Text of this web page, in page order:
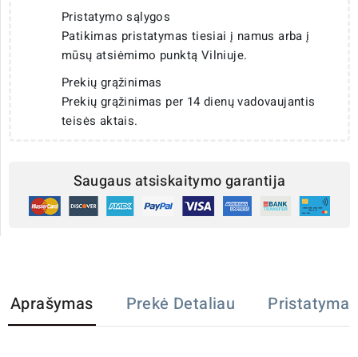
Pristatymo sąlygos
Patikimas pristatymas tiesiai į namus arba į
mūsų atsiėmimo punktą Vilniuje.
Prekių grąžinimas
Prekių grąžinimas per 14 dienų vadovaujantis
teisės aktais.
Saugaus atsiskaitymo garantija
Aprašymas Prekė Detaliau Pristatymas